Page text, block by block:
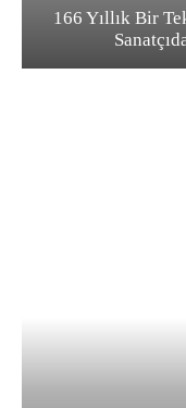
166 Yıllık Bir